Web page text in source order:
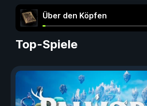
Über den Köpfen
Top-Spiele